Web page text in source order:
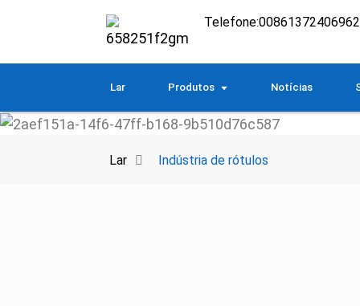
Telefone:
Lar Produtos Notícias
Lar Indústria de rótulos